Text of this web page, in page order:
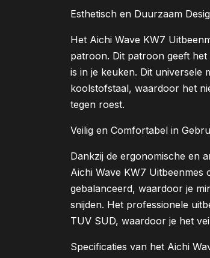
Esthetisch en Duurzaam
Het Aichi Wave KW7
patroon. Dit patroon geeft
is in je keuken. Dit universele
koolstofstaal, waardoor het
tegen roest.
Veilig en Comfortabel in
Dankzij de ergonomische en
Aichi Wave KW7 Uitbeenmes
gebalanceerd, waardoor je
snijden. Het professionele
TUV SUD, waardoor je het
Specificaties van het Aichi